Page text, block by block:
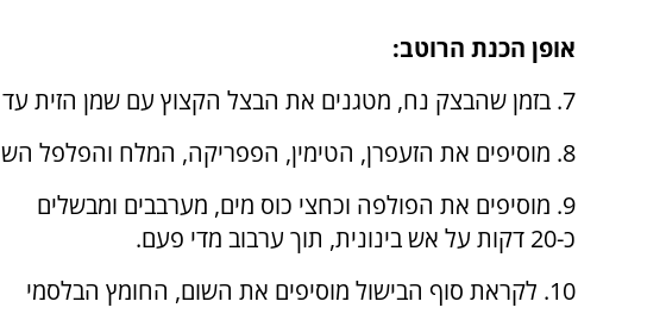
אופן הכנת הרוטב:
7. בזמן שהבצק נח, מטגנים את הבצל הקצוץ עם שמן הזית עד להזהבה עדינה.
8. מוסיפים את הזעפרן, הטימין, הפפריקה, המלח והפלפל השחור, ומערבבים לפתיחת הטעמים.
9. מוסיפים את הפולפה וכחצי כוס מים, מערבבים ומבשלים
כ-20 דקות על אש בינונית, תוך ערבוב מדי פעם.
10. לקראת סוף הבישול מוסיפים את השום, החומץ הבלסמי